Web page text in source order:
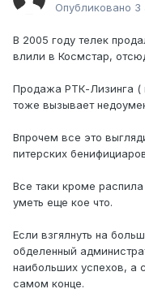
Опубликовано 3
В 2005 году телек
влили в Космстар,
Продажа РТК-Лизинга (
тоже вызывает
Впрочем все это
питерских
Все таки кроме
уметь еще кое что.
Если взгялнуть на
обделенный
наибольших успехов, а
самом конце.